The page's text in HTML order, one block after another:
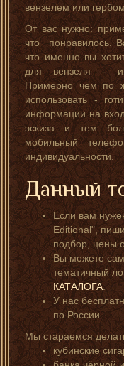
вензелем или
От вас нужно:
что понравилось.
что именно вы
для вензеля -
Примерно чем по
использовать -
информации на
эскиза и тем
мобильный
индивидуальности.
Данный
Если вам
Editional",
подбор, цены
Вы можете
тематичный
КАТАЛОГА.
У нас
по России.
Мы стараемся
кубинские